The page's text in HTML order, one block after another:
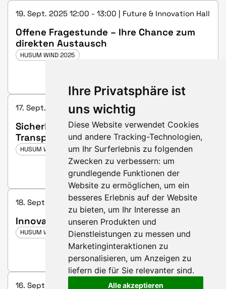
Ihre Privatsphäre ist
uns wichtig
Diese Website verwendet Cookies
und andere Tracking-Technologien,
um Ihr Surferlebnis zu folgenden
Zwecken zu verbessern: um
grundlegende Funktionen der
Website zu ermöglichen, um ein
besseres Erlebnis auf der Website
zu bieten, um Ihr Interesse an
unseren Produkten und
Dienstleistungen zu messen und
Marketinginteraktionen zu
personalisieren, um Anzeigen zu
liefern die für Sie relevanter sind.
Alle akzeptieren
19. Sept. 2025 12:00 - 13:00 | Future & Innovation Hall
Offene Fragestunde – Ihre Chance zum
direkten Austausch
HUSUM WIND 2025
17. Sept. 2025 15:00 - 15:25 | Hall 2, booth D26
Sicherheit für Wasserstofferzeugungs-,
Transport- und Speicheranlagen sowie
technisches Personal
HUSUM WIND 2025
18. Sept. 2025 13:30 - 13:50 | Hall 5, booth B36
Innovation als Wettbewerbsfaktor
HUSUM WIND 2025
16. Sept. 2025 13:40 - 14:00 | Hall 5, booth B36